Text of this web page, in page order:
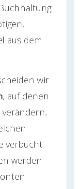
aus dem
wir
, auf denen
verbucht
werden